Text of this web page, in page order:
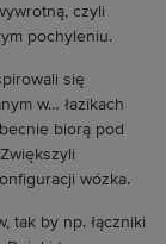
czyli
pochyleniu.
się
w… łazikach
biorą pod
wózka.
tak by np. łączniki